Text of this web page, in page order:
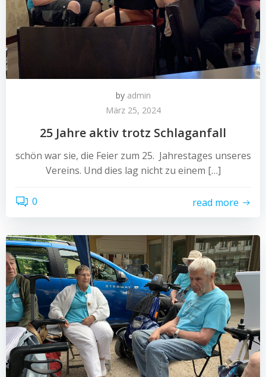
by admin
März 25, 2024
25 Jahre aktiv trotz Schlaganfall
schön war sie, die Feier zum 25. Jahrestages unseres
Vereins. Und dies lag nicht zu einem […]
0 read more